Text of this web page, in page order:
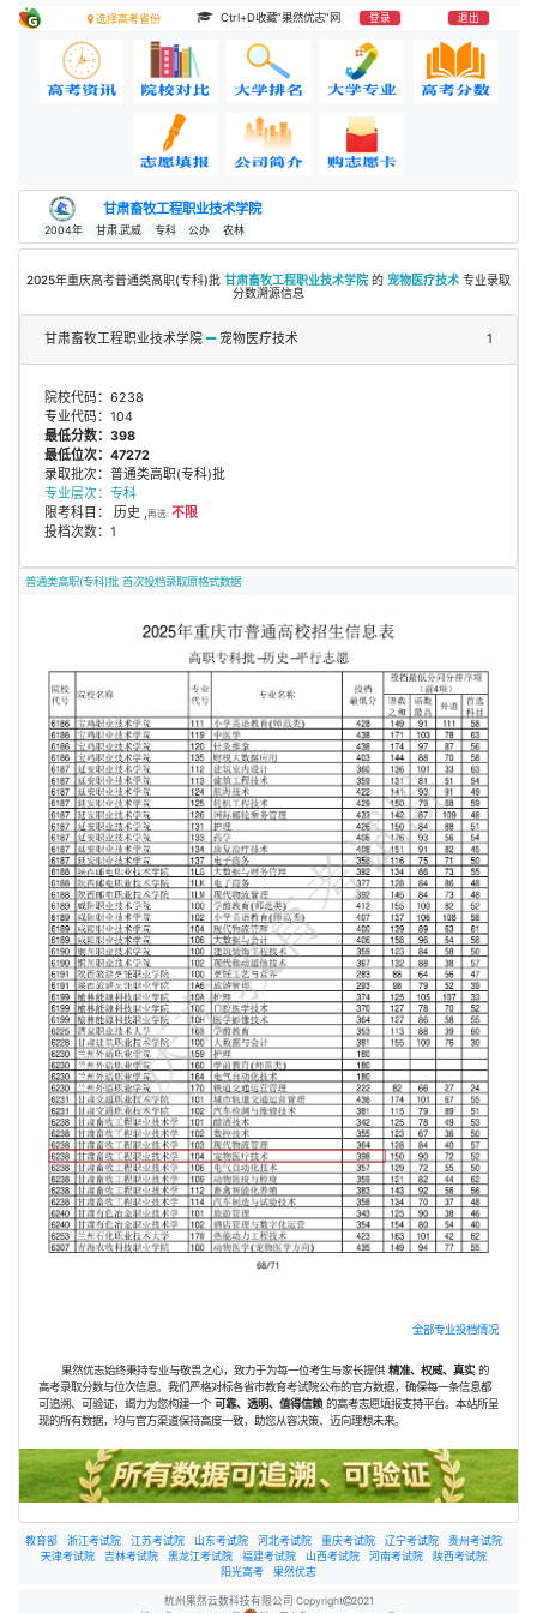
选择高考省份 Ctrl+D收藏“果然优志”网 登录 退出
甘肃畜牧工程职业技术学院
2004年 甘肃.武威 专科 公办 农林
2025年重庆高考普通类高职(专科)批 甘肃畜牧工程职业技术学院 的 宠物医疗技术 专业录取
分数溯源信息
甘肃畜牧工程职业技术学院 宠物医疗技术 1
院校代码：6238
专业代码：104
最低分数：398
最低位次：47272
录取批次：普通类高职(专科)批
专业层次：专科
限考科目： 历史 ,再选: 不限
投档次数：1
普通类高职(专科)批 首次投档录取原格式数据
全部专业投档情况
果然优志始终秉持专业与敬畏之心，致力于为每一位考生与家长提供 精准、权威、真实的
高考录取分数与位次信息。我们严格对标各省市教育考试院公布的官方数据，确保每一条信息都
可追溯、可验证，竭力为您构建一个 可靠、透明、值得信赖 的高考志愿填报支持平台。本站所呈
现的所有数据，均与官方渠道保持高度一致，助您从容决策、迈向理想未来。
教育部 浙江考试院 江苏考试院 山东考试院 河北考试院 重庆考试院 辽宁考试院
贵州考试院
天津考试院
吉林考试院 黑龙江考试院 福建考试院 山西考试院 河南考试院
陕西考试院
阳光高考
果然优志
杭州果然云数科技有限公司 Copyright 2021